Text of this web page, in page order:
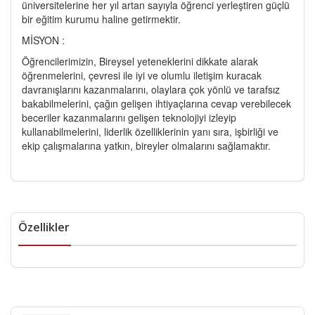
üniversitelerine her yıl artan sayıyla öğrenci yerleştiren güçlü
bir eğitim kurumu haline getirmektir.
MİSYON :
Öğrencilerimizin, Bireysel yeteneklerini dikkate alarak
öğrenmelerini, çevresi ile iyi ve olumlu iletişim kuracak
davranışlarını kazanmalarını, olaylara çok yönlü ve tarafsız
bakabilmelerini, çağın gelişen ihtiyaçlarına cevap verebilecek
beceriler kazanmalarını gelişen teknolojiyi izleyip
kullanabilmelerini, liderlik özelliklerinin yanı sıra, işbirliği ve
ekip çalışmalarına yatkın, bireyler olmalarını sağlamaktır.
Özellikler